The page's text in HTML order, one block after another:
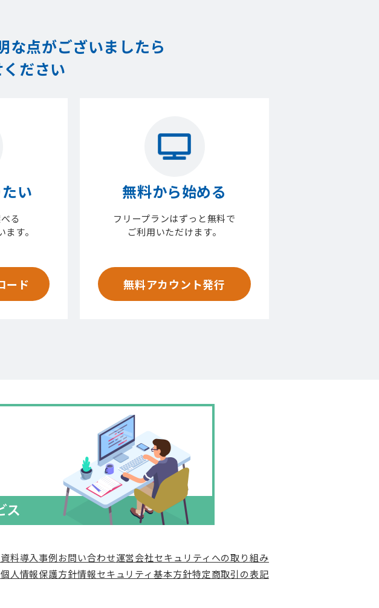
な点がございましたら
ださい
い
る
す。
ード
無料から始める
フリープランはずっと無料で
ご利用いただけます。
無料アカウント発行
料導入事例お問い合わせ運営会社セキュリティへの取り組み
個人情報保護方針情報セキュリティ基本方針特定商取引の表記